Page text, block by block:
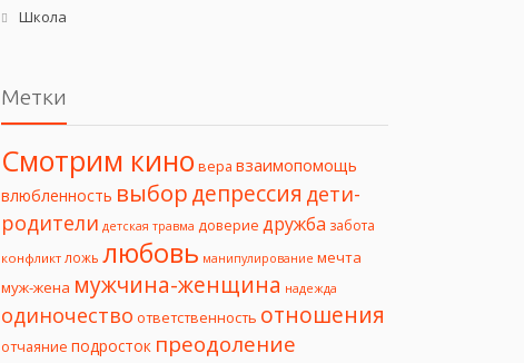
Школа
Метки
Смотрим кино вера взаимопомощь
влюбленность выбордепрессия дети-
родители детская травма доверие дружба забота
конфликт ложь любовь манипулирование мечта
муж-жена мужчина-женщина надежда
одиночество ответственность отношения
отчаяние подросток преодоление